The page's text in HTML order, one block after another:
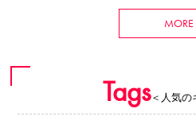
MORE
Tags＜人気の